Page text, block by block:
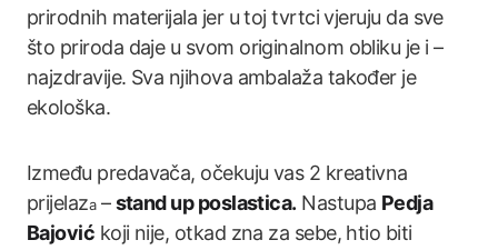
prirodnih materijala jer u toj tvrtci vjeruju da sve
što priroda daje u svom originalnom obliku je i –
najzdravije. Sva njihova ambalaža također je
ekološka.
Između predavača, očekuju vas 2 kreativna
prijelaza–stand up poslastica. Nastupa Pedja
Bajović koji nije, otkad zna za sebe, htio biti